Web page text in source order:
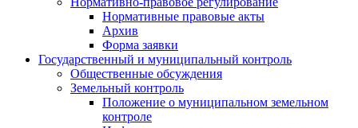
Нормативные правовые акты
Архив
Форма заявки
Государственный и муниципальный контроль
Общественные обсуждения
Земельный контроль
Положение о муниципальном земельном
контроле